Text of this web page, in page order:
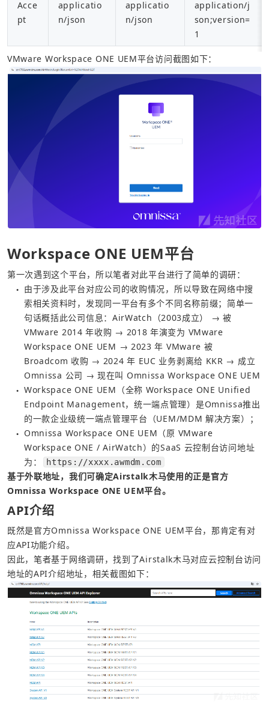
Acce
pt
applicatio
n/json
applicatio
n/json
application/j
son;version=
1
VMware Workspace ONE UEM平台访问截图如下：
Workspace ONE UEM平台
第一次遇到这个平台，所以笔者对此平台进行了简单的调研：
●
由于涉及此平台对应公司的收购情况，所以导致在网络中搜
索相关资料时，发现同一平台有多个不同名称前缀；简单一
句话概括此公司信息：AirWatch（2003成立） → 被
VMware 2014 年收购 → 2018 年演变为 VMware
Workspace ONE UEM → 2023 年 VMware 被
Broadcom 收购 → 2024 年 EUC 业务剥离给 KKR → 成立
Omnissa 公司 → 现在叫 Omnissa Workspace ONE UEM
●
Workspace ONE UEM（全称 Workspace ONE Unified
Endpoint Management，统一端点管理）是Omnissa推出
的一款企业级统一端点管理平台（UEM/MDM 解决方案）；
●
Omnissa Workspace ONE UEM（原 VMware
Workspace ONE / AirWatch）的SaaS 云控制台访问地址
为：
https://xxxx.awmdm.com
基于外联地址，我们可确定Airstalk木马使用的正是官方
Omnissa Workspace ONE UEM平台。
API介绍
既然是官方Omnissa Workspace ONE UEM平台，那肯定有对
应API功能介绍。
因此，笔者基于网络调研，找到了Airstalk木马对应云控制台访问
地址的API介绍地址，相关截图如下：